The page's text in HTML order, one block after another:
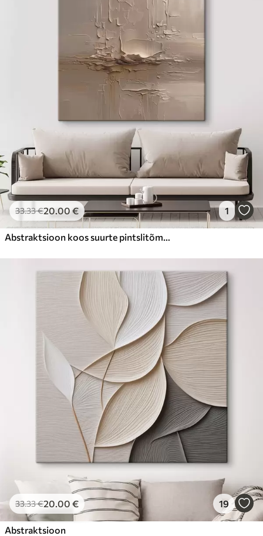
33.33€20.00 € 1
Abstraktsioon koos suurte pintslitõmmete jäljendamisega
33.33€20.00 € 19
Abstraktsioon